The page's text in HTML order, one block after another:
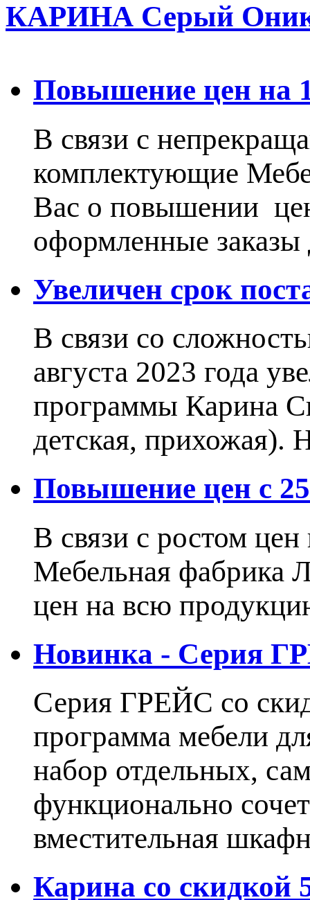
КАРИНА Серый Оникс
Повышение цен на
В связи с
комплектующие
Вас о повышении
оформленные
Увеличен срок
В связи со
августа 2023 года
программы Карина
детская, прихожая).
Повышение цен с
В связи с ростом
Мебельная
цен на всю
Новинка - Серия
Серия ГРЕЙС со
программа мебели
набор отдельных,
функционально
вместительная
Карина со скидкой